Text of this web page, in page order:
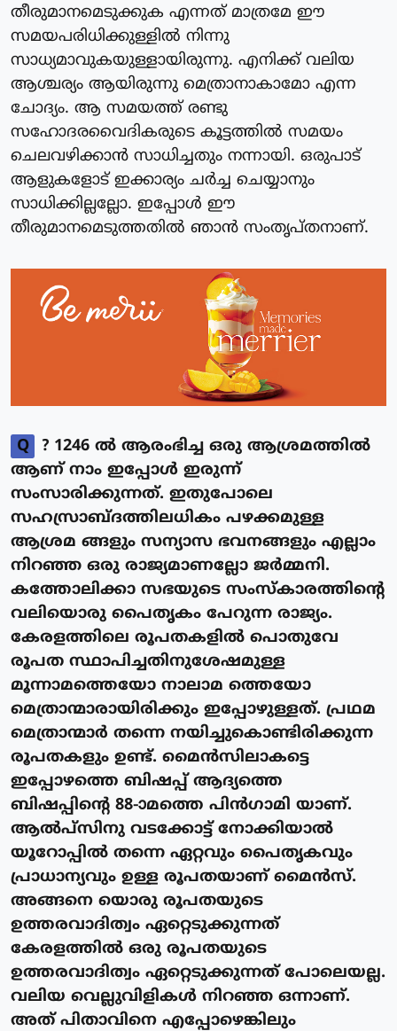
തീരുമാനമെടുക്കുക എന്നത് മാത്രമേ ഈ
സമയപരിധിക്കുള്ളില്‍ നിന്നു
സാധ്യമാവുകയുള്ളായിരുന്നു. എനിക്ക് വലിയ
ആശ്ചര്യം ആയിരുന്നു മെത്രാനാകാമോ എന്ന
ചോദ്യം. ആ സമയത്ത് രണ്ടു
സഹോദരവൈദികരുടെ കൂട്ടത്തിൽ സമയം
ചെലവഴിക്കാൻ സാധിച്ചതും നന്നായി. ഒരുപാട്
ആളുകളോട് ഇക്കാര്യം ചർച്ച ചെയ്യാനും
സാധിക്കില്ലല്ലോ. ഇപ്പോൾ ഈ
തീരുമാനമെടുത്തതിൽ ഞാൻ സംതൃപ്തനാണ്.
Q
? 1246 ൽ ആരംഭിച്ച ഒരു ആശ്രമത്തിൽ
ആണ് നാം ഇപ്പോൾ ഇരുന്ന്
സംസാരിക്കുന്നത്. ഇതുപോലെ
സഹസ്രാബ്ദത്തിലധികം പഴക്കമുള്ള
ആശ്രമ ങ്ങളും സന്യാസ ഭവനങ്ങളും എല്ലാം
നിറഞ്ഞ ഒരു രാജ്യമാണല്ലോ ജർമ്മനി.
കത്തോലിക്കാ സഭയുടെ സംസ്കാരത്തിന്റെ
വലിയൊരു പൈതൃകം പേറുന്ന രാജ്യം.
കേരളത്തിലെ രൂപതകളിൽ പൊതുവേ
രൂപത സ്ഥാപിച്ചതിനുശേഷമുള്ള
മൂന്നാമത്തെയോ നാലാമ ത്തെയോ
മെത്രാന്മാരായിരിക്കും ഇപ്പോഴുള്ളത്. പ്രഥമ
മെത്രാന്മാർ തന്നെ നയിച്ചുകൊണ്ടിരിക്കുന്ന
രൂപതകളും ഉണ്ട്. മൈൻസിലാകട്ടെ
ഇപ്പോഴത്തെ ബിഷപ്പ് ആദ്യത്തെ
ബിഷപ്പിന്റെ 88-ാമത്തെ പിൻഗാമി യാണ്.
ആൽപ്സിനു വടക്കോട്ട് നോക്കിയാൽ
യൂറോപ്പിൽ തന്നെ ഏറ്റവും പൈതൃകവും
പ്രാധാന്യവും ഉള്ള രൂപതയാണ് മൈൻസ്.
അങ്ങനെ യൊരു രൂപതയുടെ
ഉത്തരവാദിത്വം ഏറ്റെടുക്കുന്നത്
കേരളത്തിൽ ഒരു രൂപതയുടെ
ഉത്തരവാദിത്വം ഏറ്റെടുക്കുന്നത് പോലെയല്ല.
വലിയ വെല്ലുവിളികൾ നിറഞ്ഞ ഒന്നാണ്.
അത് പിതാവിനെ എപ്പോഴെങ്കിലും